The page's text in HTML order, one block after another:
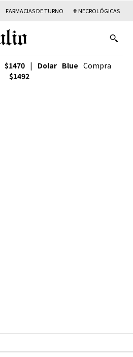
FARMACIAS DE TURNO ✟ NECROLÓGICAS
$1470 | Dolar Blue Compra
$1492